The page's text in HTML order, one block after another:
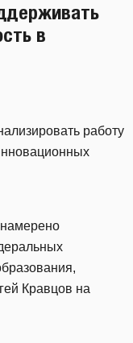
в
работу
Кравцов на